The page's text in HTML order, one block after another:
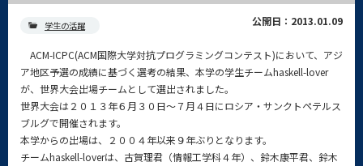
学生の活躍 公開日：2013.01.09
ACM-ICPC(ACM国際大学対抗プログラミングコンテスト)において、アジ
ア地区予選の成績に基づく選考の結果、本学の学生チームhaskell-lover
が、世界大会出場チームとして選出されました。
世界大会は２０１３年６月３０日～７月４日にロシア・サンクトペテルス
ブルグで開催されます。
本学からの出場は、２００４年以来９年ぶりとなります。
チームhaskell-loverは、古賀理君（情報工学科４年）、鈴木康平君、鈴木